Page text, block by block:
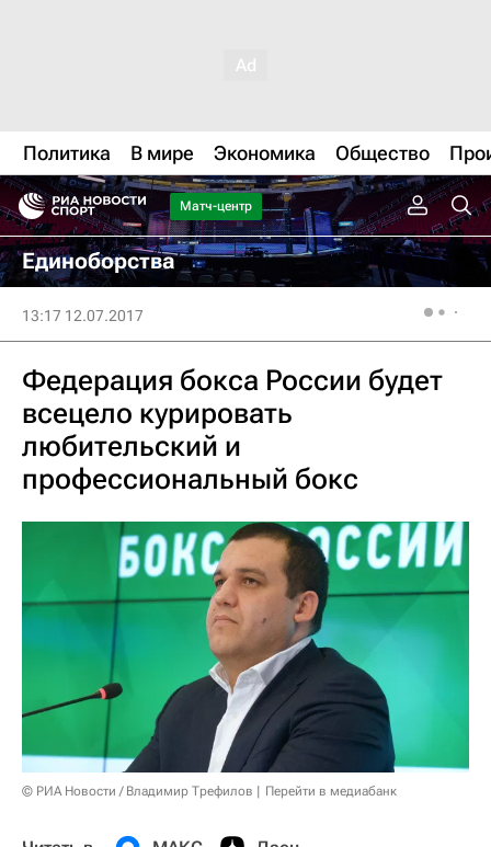
Политика В мире Экономика Общество
Матч-центр
Единоборства
13:17 12.07.2017
Федерация бокса России будет
всецело курировать
любительский и
профессиональный бокс
© РИА Новости / Владимир Трефилов Перейти в медиабанк